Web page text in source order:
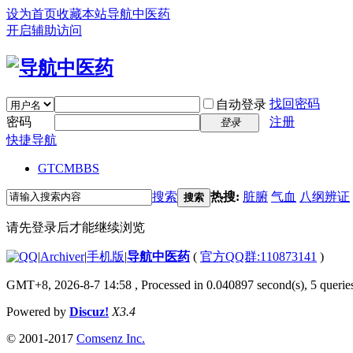
设为首页收藏本站导航中医药
开启辅助访问
自动登录 找回密码
密码
登录
注册
快捷导航
GTCMBBS
搜索 搜索 热搜: 脏腑 气血 八纲辨证
请先登录后才能继续浏览
|Archiver|手机版|导航中医药 ( 官方QQ群:110873141 )
GMT+8, 2026-8-7 14:58 , Processed in 0.040897 second(s), 5
Powered by Discuz! X3.4
© 2001-2017 Comsenz Inc.